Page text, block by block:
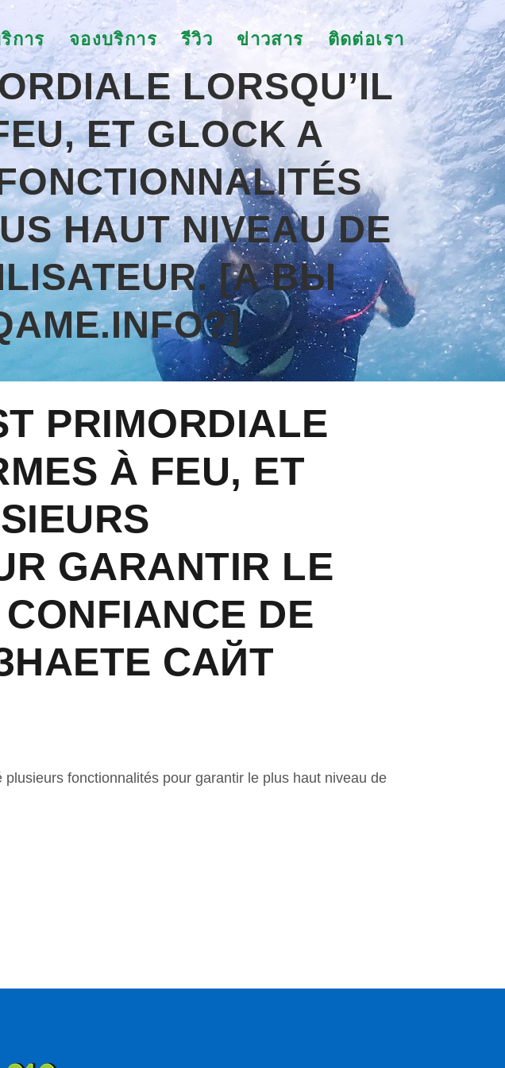
การ จองบริการ รีวิว ข่าวสาร ติดต่อเรา
LORSQU’IL
ET GLOCK A
HAUT NIVEAU DE
[А ВЫ
PRIMORDIALE
À FEU, ET
GARANTIR LE
DE
САЙТ
plusieurs fonctionnalités pour garantir le plus haut niveau de